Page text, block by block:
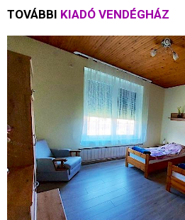
TOVÁBBI KIADÓ VENDÉGHÁZ